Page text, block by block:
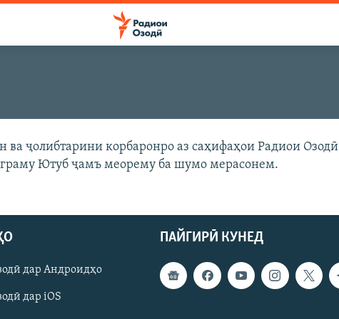
ҷолибтарини корбаронро аз саҳифаҳои Радиои Озодӣ
Ютуб ҷамъ меорему ба шумо мерасонем.
ПАЙГИРӢ КУНЕД
дар Андроидҳо
дар iOS